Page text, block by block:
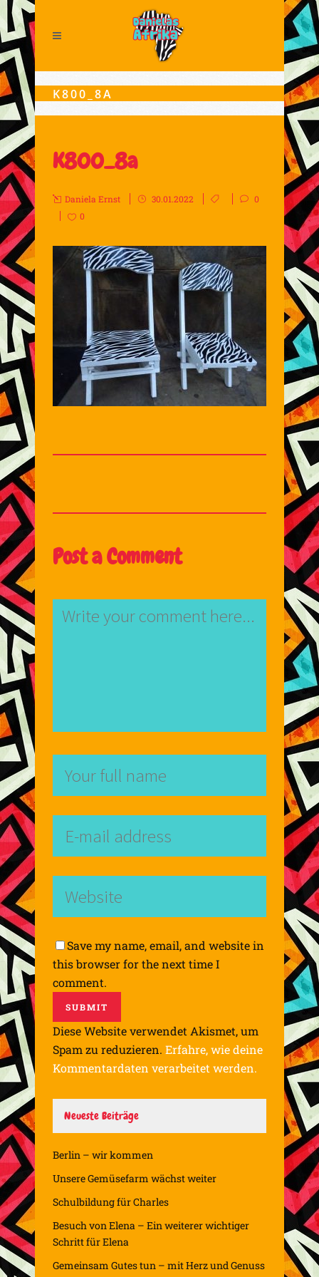
K800_8A
K800_8a
Daniela Ernst 30.01.2022
0
0
Post a Comment
Save my name, email, and website in
this browser for the next time I
comment.
Diese Website verwendet Akismet, um
Spam zu reduzieren. Erfahre, wie deine
Kommentardaten verarbeitet werden.
Neueste Beiträge
Berlin – wir kommen
Unsere Gemüsefarm wächst weiter
Schulbildung für Charles
Besuch von Elena – Ein weiterer wichtiger
Schritt für Elena
Gemeinsam Gutes tun – mit Herz und Genuss